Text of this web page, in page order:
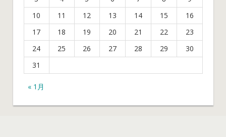
« 1月
10
11 12 13 14 15
16
17
18 19 20 21 22
23
24
25 26 27 28 29
30
31